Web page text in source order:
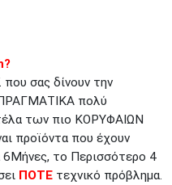
σας δίνουν την
πολύ
των πιο ΚΟΡΥΦΑΙΩΝ
προϊόντα που έχουν
6Μήνες, το Περισσότερο 4
ΠΟΤΕ τεχνικό πρόβλημα.